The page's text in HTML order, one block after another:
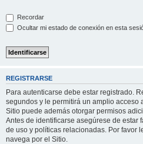
Recordar
Ocultar mi estado de conexión en esta
REGISTRARSE
Para autenticarse debe estar registrado.
segundos y le permitirá un amplio acceso
Sitio puede además otorgar permisos
Antes de identificarse asegúrese de estar
de uso y políticas relacionadas. Por favor
navega por el Sitio.